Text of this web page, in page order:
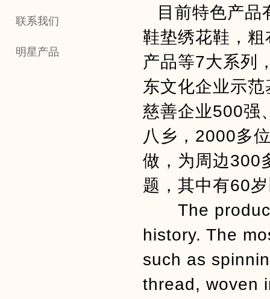
联系我们
明星产品
目前特色产
鞋垫绣花鞋，
产品等7大系列
东文化企业示
慈善企业500强
八乡，2000多
做，为周边300
题，其中有60
The
history. The
such as
thread, woven